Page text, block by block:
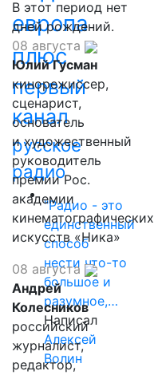
европа
плюс
первый
канал
русское
радио
"Радио - это
единственный
способ
нести что-то
большое и
разумное,…
Написал
Алексей
Волин
В этот период нет
дней рождений.
08 августа
Юлий Гусман
кинорежиссер,
сценарист,
основатель
и художественный
руководитель
премии Рос.
академии
кинематографических
искусств «Ника»
08 августа
Андрей
Колесников
российский
журналист,
редактор,